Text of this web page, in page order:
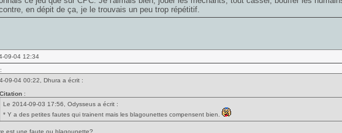
en dépit de ça, je le trouvais un peu trop répétitif.
09-04 12:34
09-04 00:22, Dhura a écrit :
Citation :
Le 2014-09-03 17:56, Odysseus a écrit :
* Y a des petites fautes qui trainent mais les blagounettes compensent bien.
est une faute ou blagounette?